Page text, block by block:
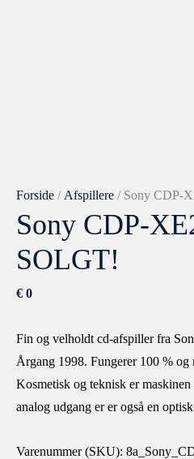
Forside / Afspillere / Sony CDP-
Sony CDP-
SOLGT!
€ 0
Fin og velholdt cd-afspiller fra
Årgang 1998. Fungerer 100 % og
Kosmetisk og teknisk er
analog udgang er er også en
Varenummer (SKU):